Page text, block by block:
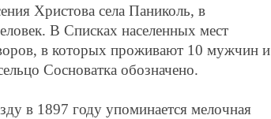
Христова села Паниколь, в
В Списках населенных мест
в которых проживают 10 мужчин и
Сосноватка обозначено.
в 1897 году упоминается мелочная